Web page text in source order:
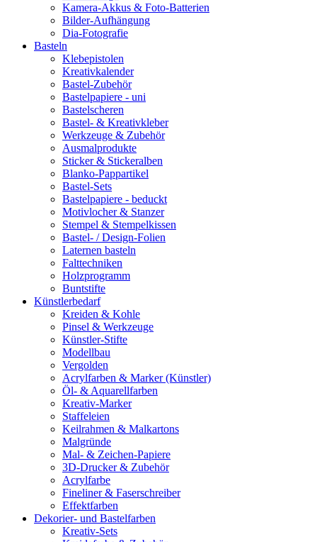
Kamera-Akkus & Foto-Batterien
Bilder-Aufhängung
Dia-Fotografie
Basteln
Klebepistolen
Kreativkalender
Bastel-Zubehör
Bastelpapiere - uni
Bastelscheren
Bastel- & Kreativkleber
Werkzeuge & Zubehör
Ausmalprodukte
Sticker & Stickeralben
Blanko-Pappartikel
Bastel-Sets
Bastelpapiere - beduckt
Motivlocher & Stanzer
Stempel & Stempelkissen
Bastel- / Design-Folien
Laternen basteln
Falttechniken
Holzprogramm
Buntstifte
Künstlerbedarf
Kreiden & Kohle
Pinsel & Werkzeuge
Künstler-Stifte
Modellbau
Vergolden
Acrylfarben & Marker (Künstler)
Öl- & Aquarellfarben
Kreativ-Marker
Staffeleien
Keilrahmen & Malkartons
Malgründe
Mal- & Zeichen-Papiere
3D-Drucker & Zubehör
Acrylfarbe
Fineliner & Faserschreiber
Effektfarben
Dekorier- und Bastelfarben
Kreativ-Sets